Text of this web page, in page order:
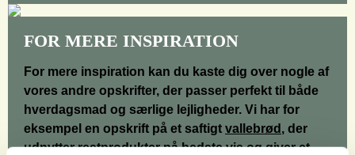
FOR MERE INSPIRATION
For mere inspiration kan du kaste dig over nogle af
vores andre opskrifter, der passer perfekt til både
hverdagsmad og særlige lejligheder. Vi har for
eksempel en opskrift på et saftigt vallebrød , der
udnytter restprodukter på bedste vis og giver et